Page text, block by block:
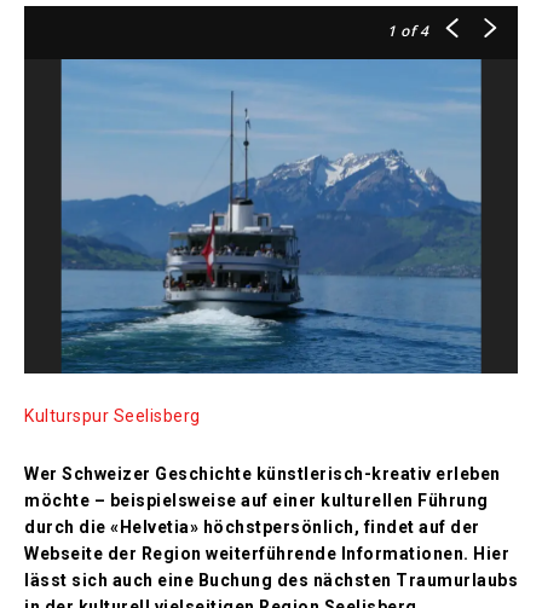
1 of 4
Kulturspur Seelisberg
Wer Schweizer Geschichte künstlerisch-kreativ erleben
möchte – beispielsweise auf einer kulturellen Führung
durch die «Helvetia» höchstpersönlich, findet auf der
Webseite der Region weiterführende Informationen. Hier
lässt sich auch eine Buchung des nächsten Traumurlaubs